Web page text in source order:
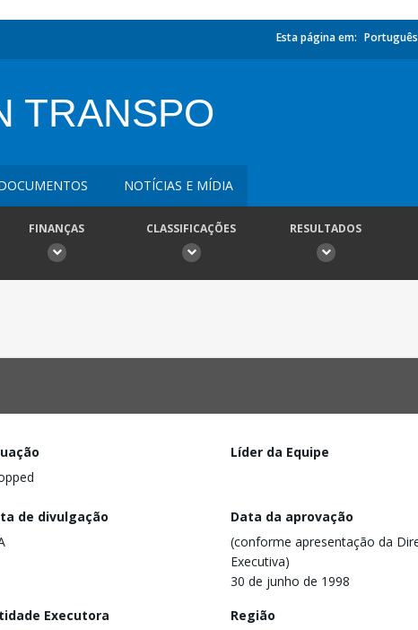
Esta página em: Português
TRANSPO
NOTÍCIAS E MÍDIA
FINANÇAS CLASSIFICAÇÕES RESULTADOS
Líder da Equipe
de divulgação
Data da aprovação
(conforme apresentação da
Executiva)
30 de junho de 1998
Executora
Região